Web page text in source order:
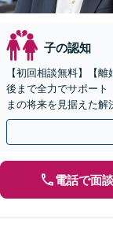
子の認知
【初回相談無料】【
後まで全力でサポート
まの将来を見据えた
個室】【子連れ相談】
電話で面